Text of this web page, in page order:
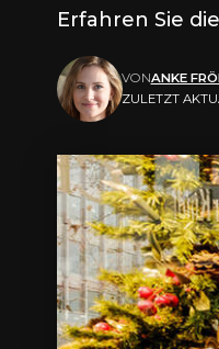
Erfahren Sie
ZULETZT
VONANKE